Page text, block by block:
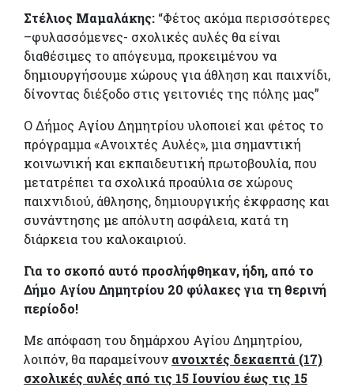
Στέλιος Μαμαλάκης: “Φέτος ακόμα περισσότερες
–φυλασσόμενες- σχολικές αυλές θα είναι
διαθέσιμες το απόγευμα, προκειμένου να
δημιουργήσουμε χώρους για άθληση και παιχνίδι,
δίνοντας διέξοδο στις γειτονιές της πόλης μας”
Ο Δήμος Αγίου Δημητρίου υλοποιεί και φέτος το
πρόγραμμα «Ανοιχτές Αυλές», μια σημαντική
κοινωνική και εκπαιδευτική πρωτοβουλία, που
μετατρέπει τα σχολικά προαύλια σε χώρους
παιχνιδιού, άθλησης, δημιουργικής έκφρασης και
συνάντησης με απόλυτη ασφάλεια, κατά τη
διάρκεια του καλοκαιριού.
Για το σκοπό αυτό προσλήφθηκαν, ήδη, από το
Δήμο Αγίου Δημητρίου 20 φύλακες για τη θερινή
περίοδο!
Με απόφαση του δημάρχου Αγίου Δημητρίου,
λοιπόν, θα παραμείνουν ανοιχτές δεκαεπτά (17)
σχολικές αυλές από τις 15 Ιουνίου έως τις 15